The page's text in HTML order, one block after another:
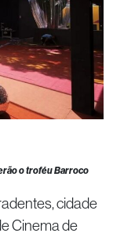
o troféu Barroco
cidade
Cinema de